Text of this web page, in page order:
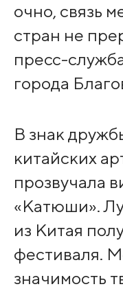
очно, связь
стран не
пресс-
города
В знак
китайских
прозвучала
«Катюши».
из Китая
фестиваля.
значимость